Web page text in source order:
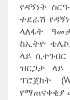
የዳኝነት
ተደራሽ
ላለፋት
ከኢትዮ
ላይ
ዝርጋታ ላይ
ፕሮጀክት
የማጠናቀቂያ